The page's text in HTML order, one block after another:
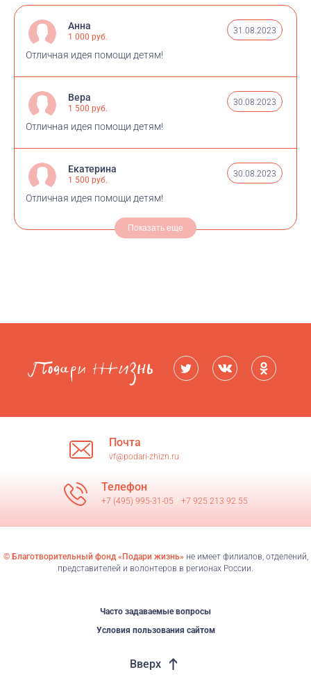
Анна
1 000 руб.
31.08.2023
Отличная идея помощи детям!
Вера
1 500 руб.
30.08.2023
Отличная идея помощи детям!
Екатерина
1 500 руб.
30.08.2023
Отличная идея помощи детям!
Показать еще
Почта
vf@podari-zhizn.ru
Телефон
+7 (495) 995-31-05 +7 925 213 92 55
© Благотворительный фонд «Подари жизнь»не имеет филиалов, отделений,
представителей и волонтеров в регионах России.
Часто задаваемые вопросы
Условия пользования сайтом
Вверх